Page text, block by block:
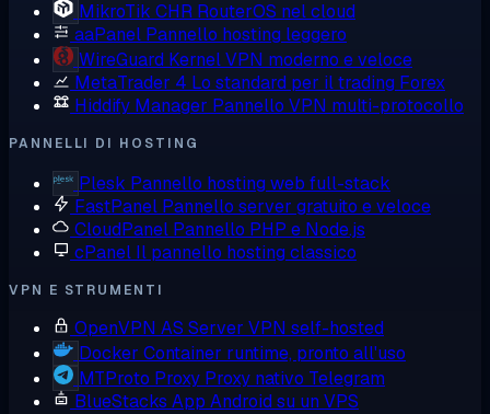
MikroTik CHR RouterOS nel cloud
aaPanel Pannello hosting leggero
WireGuard Kernel VPN moderno e veloce
MetaTrader 4 Lo standard per il trading Forex
Hiddify Manager Pannello VPN multi-protocollo
PANNELLI DI HOSTING
Plesk Pannello hosting web full-stack
FastPanel Pannello server gratuito e veloce
CloudPanel Pannello PHP e Node.js
cPanel Il pannello hosting classico
VPN E STRUMENTI
OpenVPN AS Server VPN self-hosted
Docker Container runtime, pronto all'uso
MTProto Proxy Proxy nativo Telegram
BlueStacks App Android su un VPS